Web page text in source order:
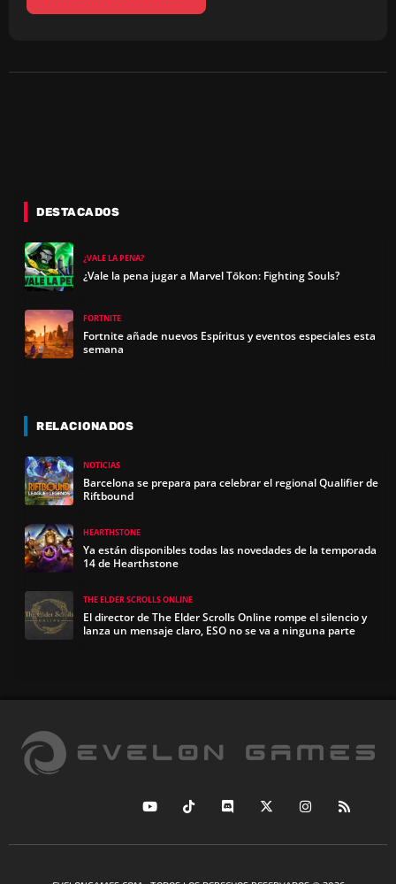
DESTACADOS
¿VALE LA PENA?
¿Vale la pena jugar a Marvel Tōkon: Fighting Souls?
FORTNITE
Fortnite añade nuevos Espíritus y eventos especiales esta
semana
RELACIONADOS
NOTICIAS
Barcelona se prepara para celebrar el regional Qualifier de
Riftbound
HEARTHSTONE
Ya están disponibles todas las novedades de la temporada
14 de Hearthstone
THE ELDER SCROLLS ONLINE
El director de The Elder Scrolls Online rompe el silencio y
lanza un mensaje claro, ESO no se va a ninguna parte